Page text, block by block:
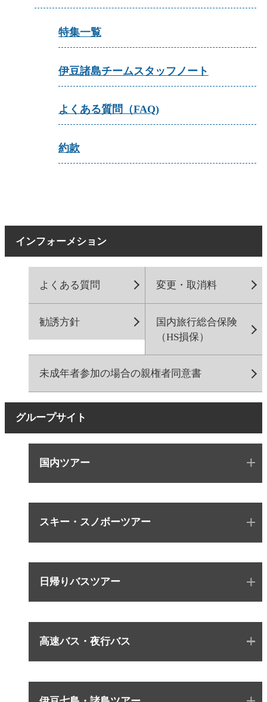
特集一覧
伊豆諸島チームスタッフノート
よくある質問（FAQ)
約款
インフォーメション
よくある質問 変更・取消料
勧誘方針
国内旅行総合保険
（HS損保）
未成年者参加の場合の親権者同意書
グループサイト
国内ツアー
スキー・スノボーツアー
日帰りバスツアー
高速バス・夜行バス